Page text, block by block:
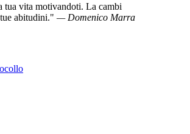
tua vita motivandoti. La cambi
abitudini." — Domenico Marra